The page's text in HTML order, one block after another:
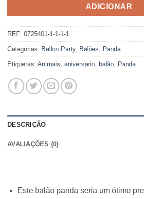
ADICIONAR
REF: 0725401-1-1-1-1
Categorias: Ballon Party, Balões Panda
Etiquetas: Animais aniversario balão Panda
DESCRIÇÃO
AVALIAÇÕES (0)
Este balão panda seria um ótimo